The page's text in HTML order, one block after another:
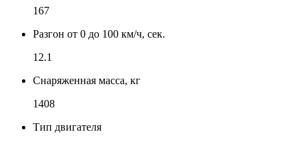
167
Разгон от 0 до 100 км/ч, сек.
12.1
Снаряженная масса, кг
1408
Тип двигателя